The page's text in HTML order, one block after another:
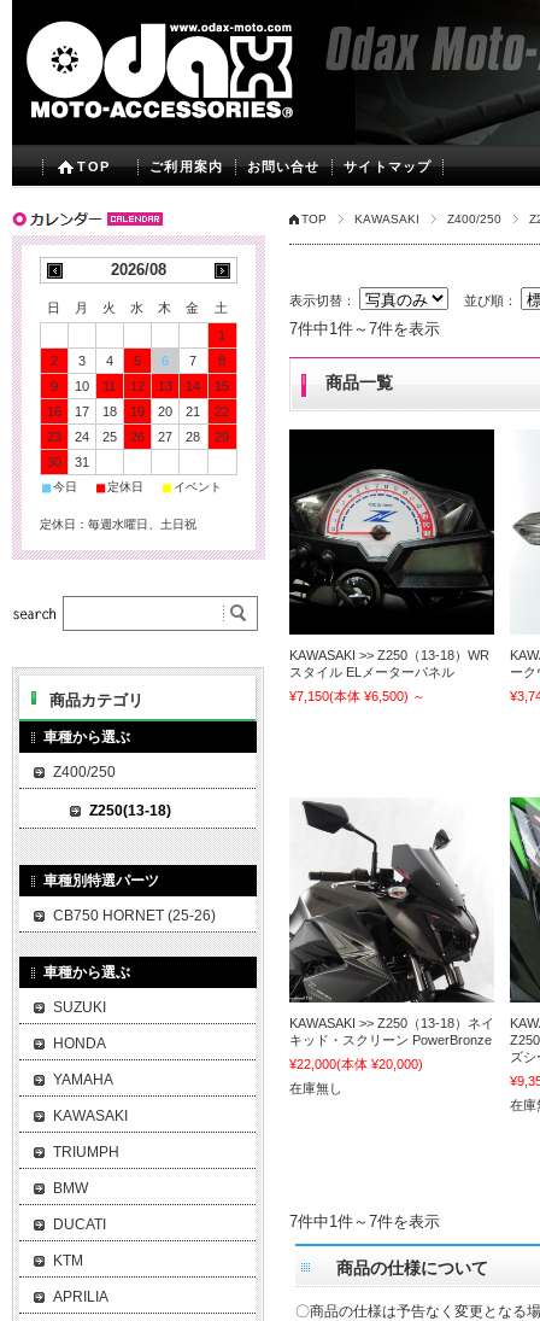
TOP ご利用案内 お問い合せ サイトマップ
TOP KAWASAKI Z400/250
表示切替： 並び順：
7件中1件～7件を表示
商品一覧
KAWASAKI >> Z250（13-18）WR
スタイル ELメーターパネル
¥7,150(本体 ¥6,500) ～
ーク
KAWASAKI >> Z250（13-18）ネイ
キッド・スクリーン PowerBronze
¥22,000(本体 ¥20,000)
在庫無し
ズシ
在庫
7件中1件～7件を表示
商品の仕様について
〇商品の仕様は予告なく変更となる
2026/08
日 月 火 水 木 金
土
1
2
3 4 5 6 7
8
9
10 11 12 13 14
15
16
17 18 19 20 21
22
23
24 25 26 27 28
29
30
31
■今日 ■定休日 ■ イベント
定休日：毎週水曜日、土日祝
商品カテゴリ
車種から選ぶ
Z400/250
Z250(13-18)
車種別特選パーツ
CB750 HORNET (25-26)
車種から選ぶ
SUZUKI
HONDA
YAMAHA
KAWASAKI
TRIUMPH
BMW
DUCATI
KTM
APRILIA